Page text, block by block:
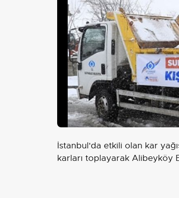
İstanbul'da etkili olan kar
karları toplayarak Alibeyköy